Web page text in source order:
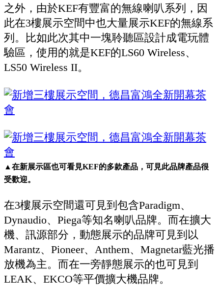
之外，由於KEF有豐富的無線喇叭系列，因
此在3樓展示空間中也大量展示KEF的無線系
列。比如此次其中一塊聆聽區設計成電玩體
驗區，使用的就是KEF的LS60 Wireless、
LS50 Wireless II。
▲在新展示區也可看見KEF的多款產品，可見此品牌產品很
受歡迎。
在3樓展示空間還可見到包含Paradigm、
Dynaudio、Piega等知名喇叭品牌。而在擴大
機、訊源部分，動態展示的品牌可見到以
Marantz、Pioneer、Anthem、Magnetar藍光播
放機為主。而在一旁靜態展示的也可見到
LEAK、EKCO等平價擴大機品牌。